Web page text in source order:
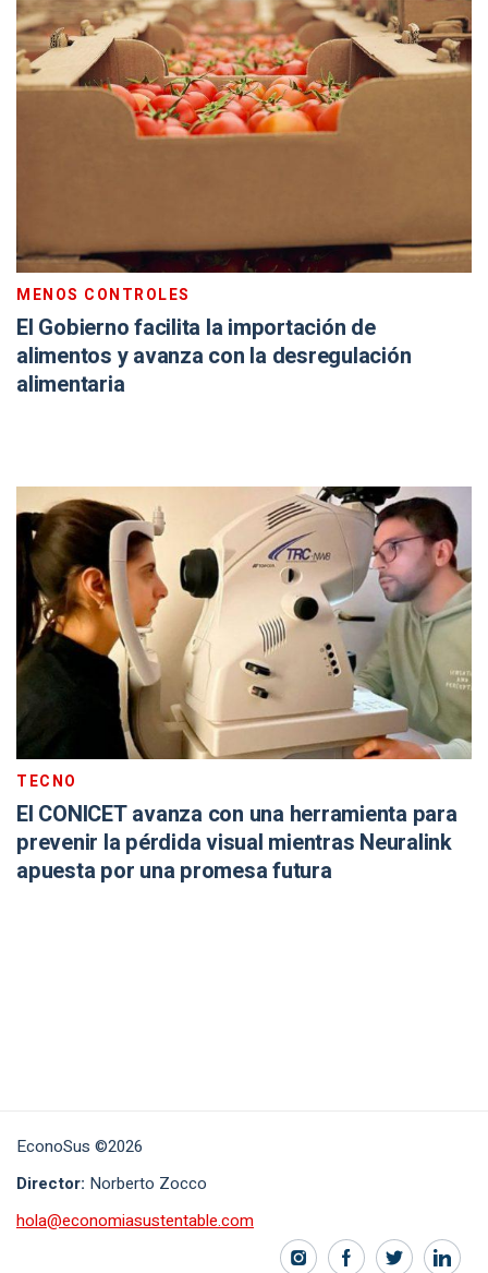
MENOS CONTROLES
El Gobierno facilita la importación de
alimentos y avanza con la desregulación
alimentaria
TECNO
El CONICET avanza con una herramienta para
prevenir la pérdida visual mientras Neuralink
apuesta por una promesa futura
EconoSus ©2026
Director: Norberto Zocco
hola@economiasustentable.com